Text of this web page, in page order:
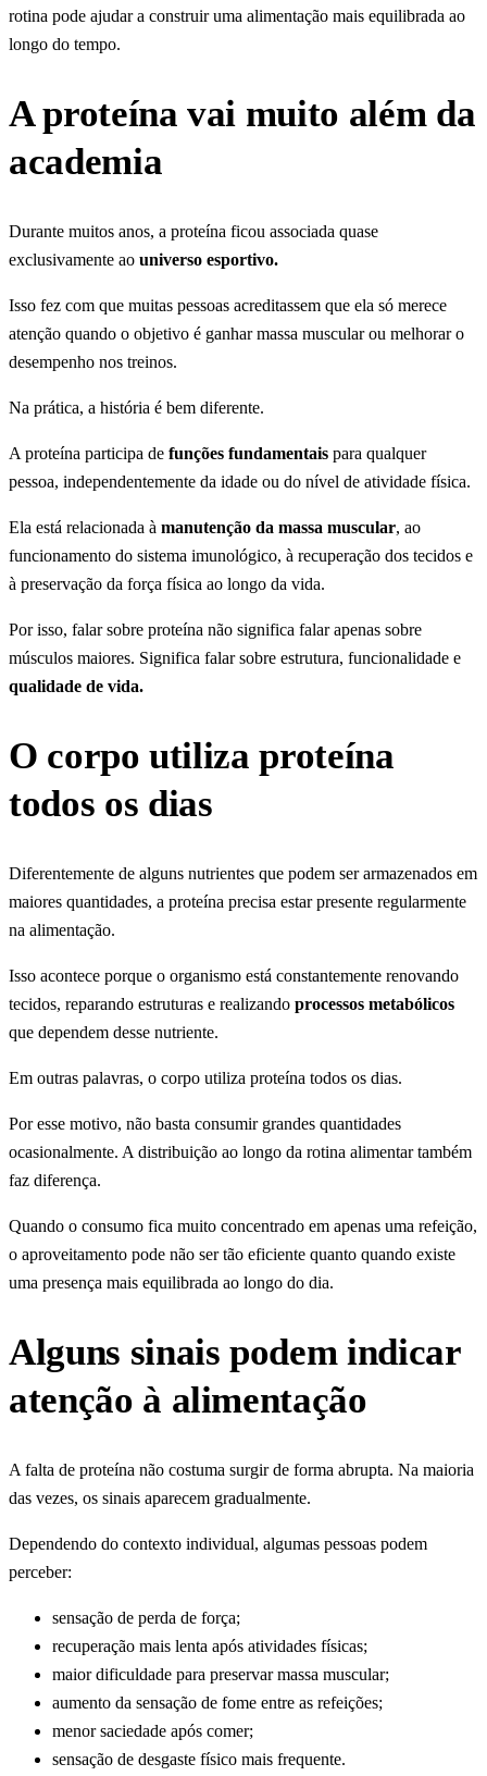
rotina pode ajudar a construir uma alimentação mais equilibrada ao
longo do tempo.
A proteína vai muito além da
academia
Durante muitos anos, a proteína ficou associada quase
exclusivamente ao universo esportivo.
Isso fez com que muitas pessoas acreditassem que ela só merece
atenção quando o objetivo é ganhar massa muscular ou melhorar o
desempenho nos treinos.
Na prática, a história é bem diferente.
A proteína participa de funções fundamentais para qualquer
pessoa, independentemente da idade ou do nível de atividade física.
Ela está relacionada à manutenção da massa muscular, ao
funcionamento do sistema imunológico, à recuperação dos tecidos e
à preservação da força física ao longo da vida.
Por isso, falar sobre proteína não significa falar apenas sobre
músculos maiores. Significa falar sobre estrutura, funcionalidade e
qualidade de vida.
O corpo utiliza proteína
todos os dias
Diferentemente de alguns nutrientes que podem ser armazenados em
maiores quantidades, a proteína precisa estar presente regularmente
na alimentação.
Isso acontece porque o organismo está constantemente renovando
tecidos, reparando estruturas e realizando processos metabólicos
que dependem desse nutriente.
Em outras palavras, o corpo utiliza proteína todos os dias.
Por esse motivo, não basta consumir grandes quantidades
ocasionalmente. A distribuição ao longo da rotina alimentar também
faz diferença.
Quando o consumo fica muito concentrado em apenas uma refeição,
o aproveitamento pode não ser tão eficiente quanto quando existe
uma presença mais equilibrada ao longo do dia.
Alguns sinais podem indicar
atenção à alimentação
A falta de proteína não costuma surgir de forma abrupta. Na maioria
das vezes, os sinais aparecem gradualmente.
Dependendo do contexto individual, algumas pessoas podem
perceber:
sensação de perda de força;
recuperação mais lenta após atividades físicas;
maior dificuldade para preservar massa muscular;
aumento da sensação de fome entre as refeições;
menor saciedade após comer;
sensação de desgaste físico mais frequente.